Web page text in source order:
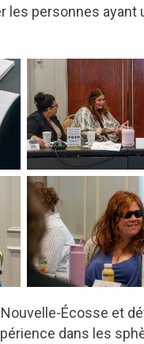
les personnes ayant
Écosse et
dans les